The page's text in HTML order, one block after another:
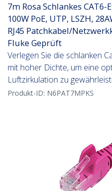
7m Rosa Schlankes
100W PoE, UTP, LSZH,
RJ45 Patchkabel/
Fluke Geprüft
Verlegen Sie die schlanken
mit hoher Dichte, um eine
Luftzirkulation zu
Produkt-ID: N6PAT7MPKS